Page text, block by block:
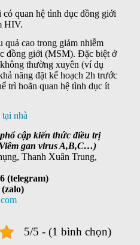
quan hệ tình dục đồng giới
HIV.
quả cao trong giảm nhiễm
đồng giới (MSM). Đặc biệt ở
thường xuyên (ví dụ
năng đặt kế hoạch 2h trước
trì hoãn quan hệ tình dục ít
nhà
cập kiến thức điều trị
gan virus A,B,C…)
Thanh Xuân Trung,
(telegram)
5/5 - (1 bình chọn)